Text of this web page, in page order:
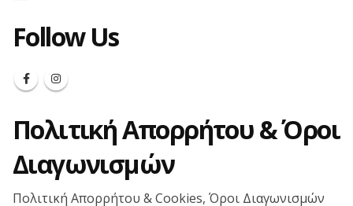
Follow Us
Πολιτική Απορρήτου & Όροι
Διαγωνισμών
Πολιτική Απορρήτου & Cookies, Όροι Διαγωνισμών